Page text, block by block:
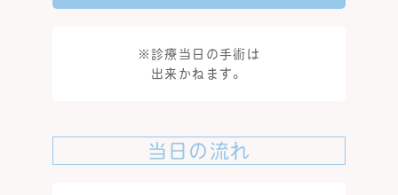
※診療当日の手術は
出来かねます。
当日の流れ